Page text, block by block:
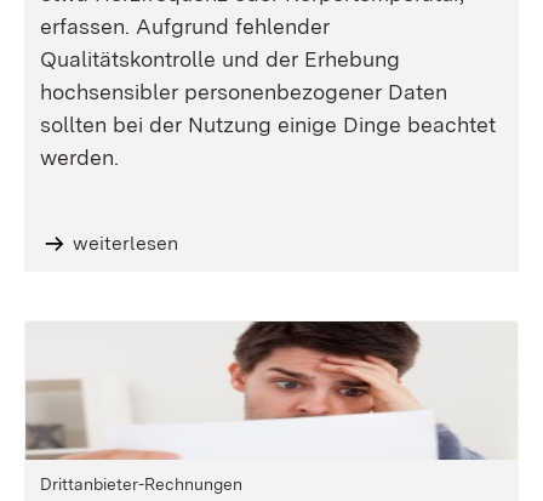
erfassen. Aufgrund fehlender
Qualitätskontrolle und der Erhebung
hochsensibler personenbezogener Daten
sollten bei der Nutzung einige Dinge beachtet
werden.
weiterlesen
Drittanbieter-Rechnungen